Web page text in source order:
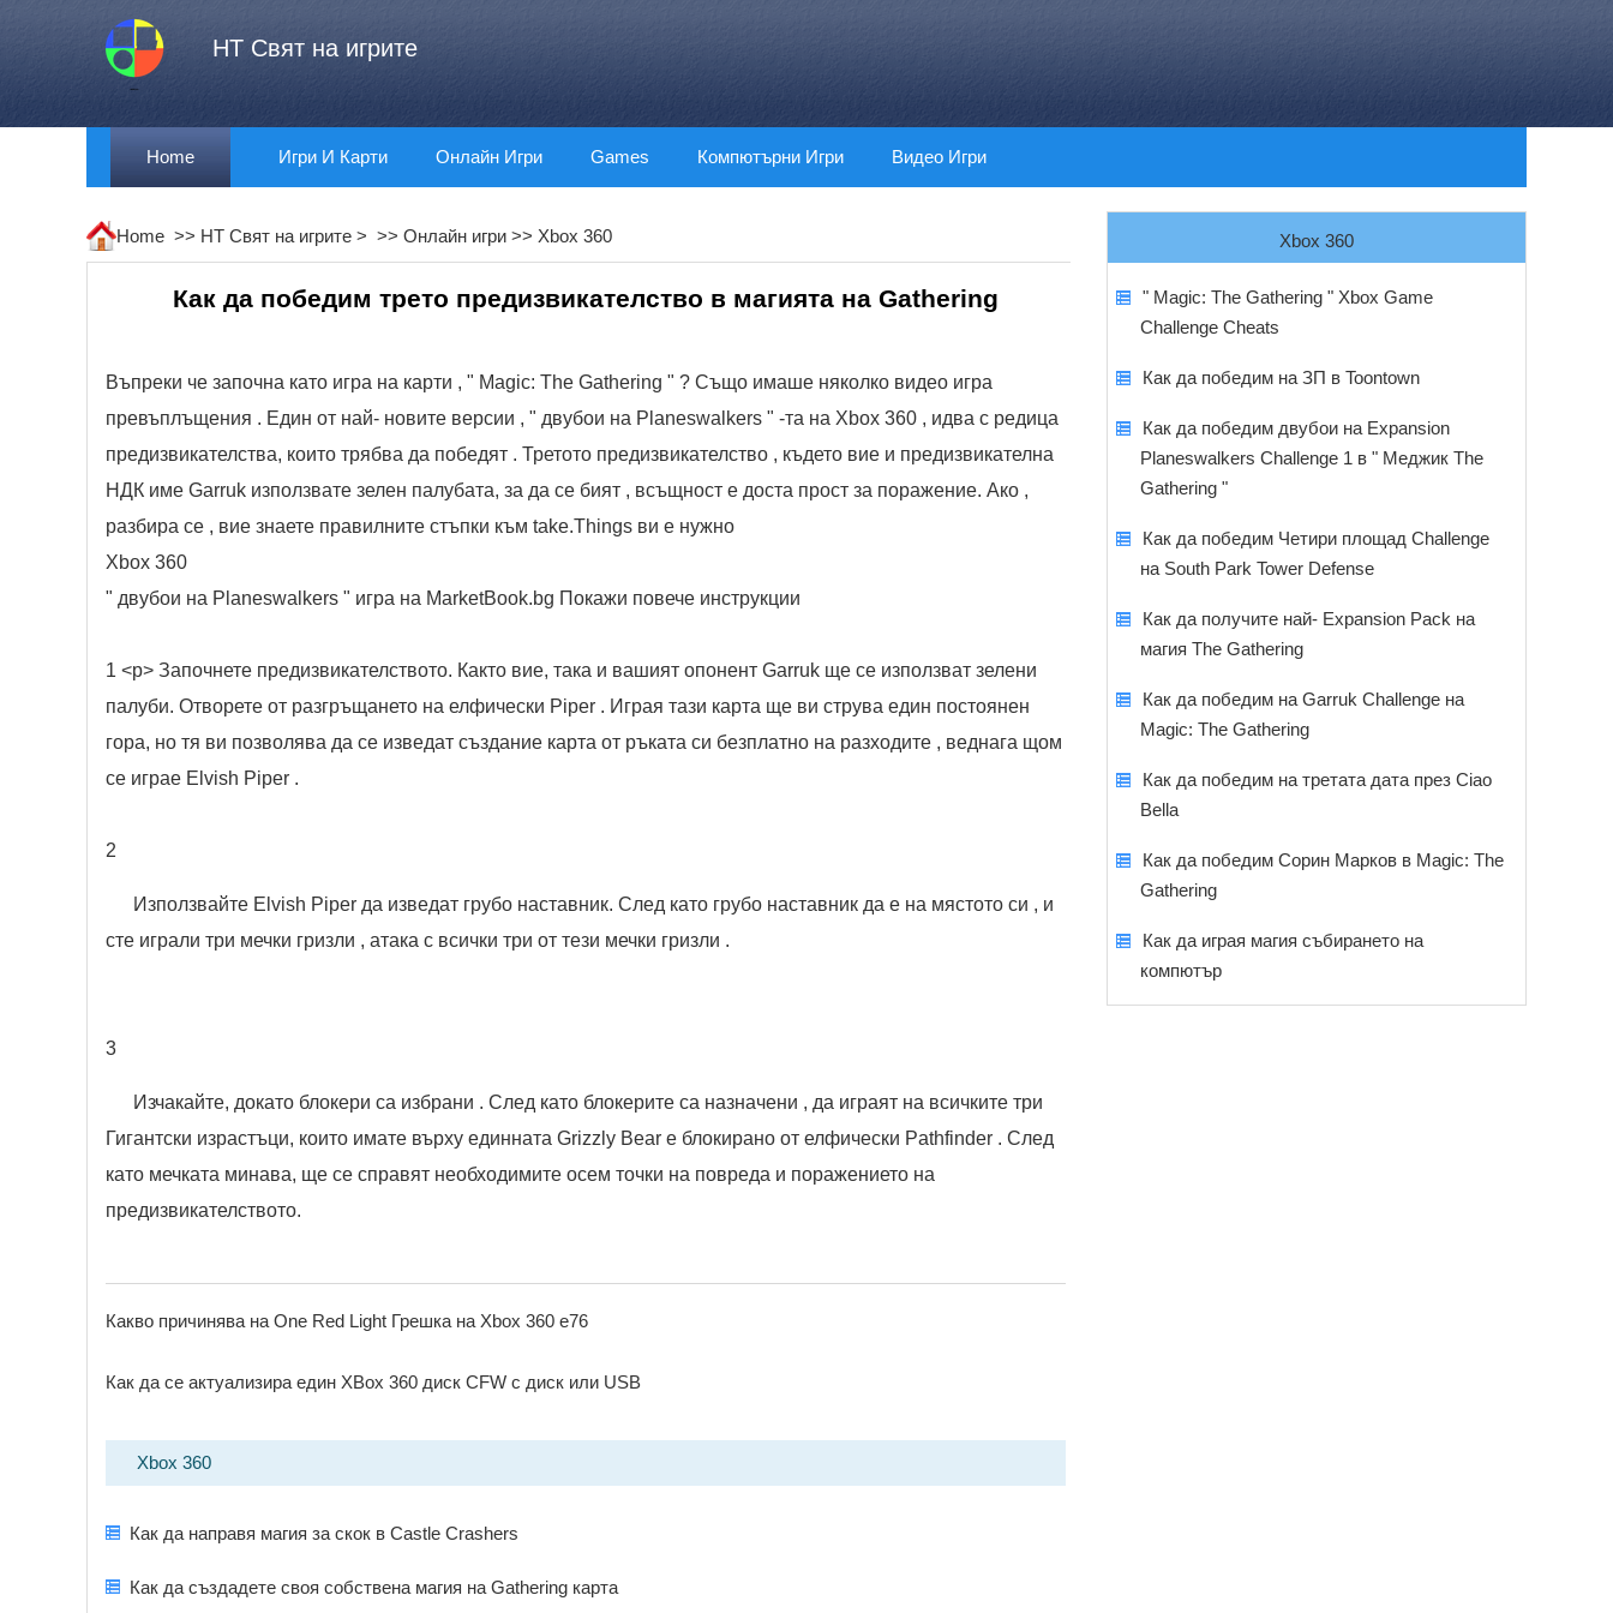
HT Свят на игрите
Home Игри И Карти Онлайн Игри Games Компютърни Игри Видео Игри
Home >> HT Свят на игрите > >> Онлайн игри >> Xbox 360
Как да победим трето предизвикателство в магията на Gathering
Въпреки че започна като игра на карти , " Magic: The Gathering " ? Също имаше няколко видео игра
превъплъщения . Един от най- новите версии , " двубои на Planeswalkers " -та на Xbox 360 , идва с редица
предизвикателства, които трябва да победят . Третото предизвикателство , където вие и предизвикателна
НДК име Garruk използвате зелен палубата, за да се бият , всъщност е доста прост за поражение. Ако ,
разбира се , вие знаете правилните стъпки към take.Things ви е нужно
Xbox 360
" двубои на Planeswalkers " игра на MarketBook.bg Покажи повече инструкции
1 <р> Започнете предизвикателството. Както вие, така и вашият опонент Garruk ще се използват зелени
палуби. Отворете от разгръщането на елфически Piper . Играя тази карта ще ви струва един постоянен
гора, но тя ви позволява да се изведат създание карта от ръката си безплатно на разходите , веднага щом
се играе Elvish Piper .
2
Използвайте Elvish Piper да изведат грубо наставник. След като грубо наставник да е на мястото си , и
сте играли три мечки гризли , атака с всички три от тези мечки гризли .
3
Изчакайте, докато блокери са избрани . След като блокерите са назначени , да играят на всичките три
Гигантски израстъци, които имате върху единната Grizzly Bear е блокирано от елфически Pathfinder . След
като мечката минава, ще се справят необходимите осем точки на повреда и поражението на
предизвикателството.
Какво причинява на One Red Light Грешка на Xbox 360 e76
Как да се актуализира един XBox 360 диск CFW с диск или USB
Xbox 360
Как да направя магия за скок в Castle Crashers
Как да създадете своя собствена магия на Gathering карта
Xbox 360
" Magic: The Gathering " Xbox Game
Challenge Cheats
Как да победим на ЗП в Toontown
Как да победим двубои на Expansion
Planeswalkers Challenge 1 в " Меджик The
Gathering "
Как да победим Четири площад Challenge
на South Park Tower Defense
Как да получите най- Expansion Pack на
магия The Gathering
Как да победим на Garruk Challenge на
Magic: The Gathering
Как да победим на третата дата през Ciao
Bella
Как да победим Сорин Марков в Magic: The
Gathering
Как да играя магия събирането на
компютър